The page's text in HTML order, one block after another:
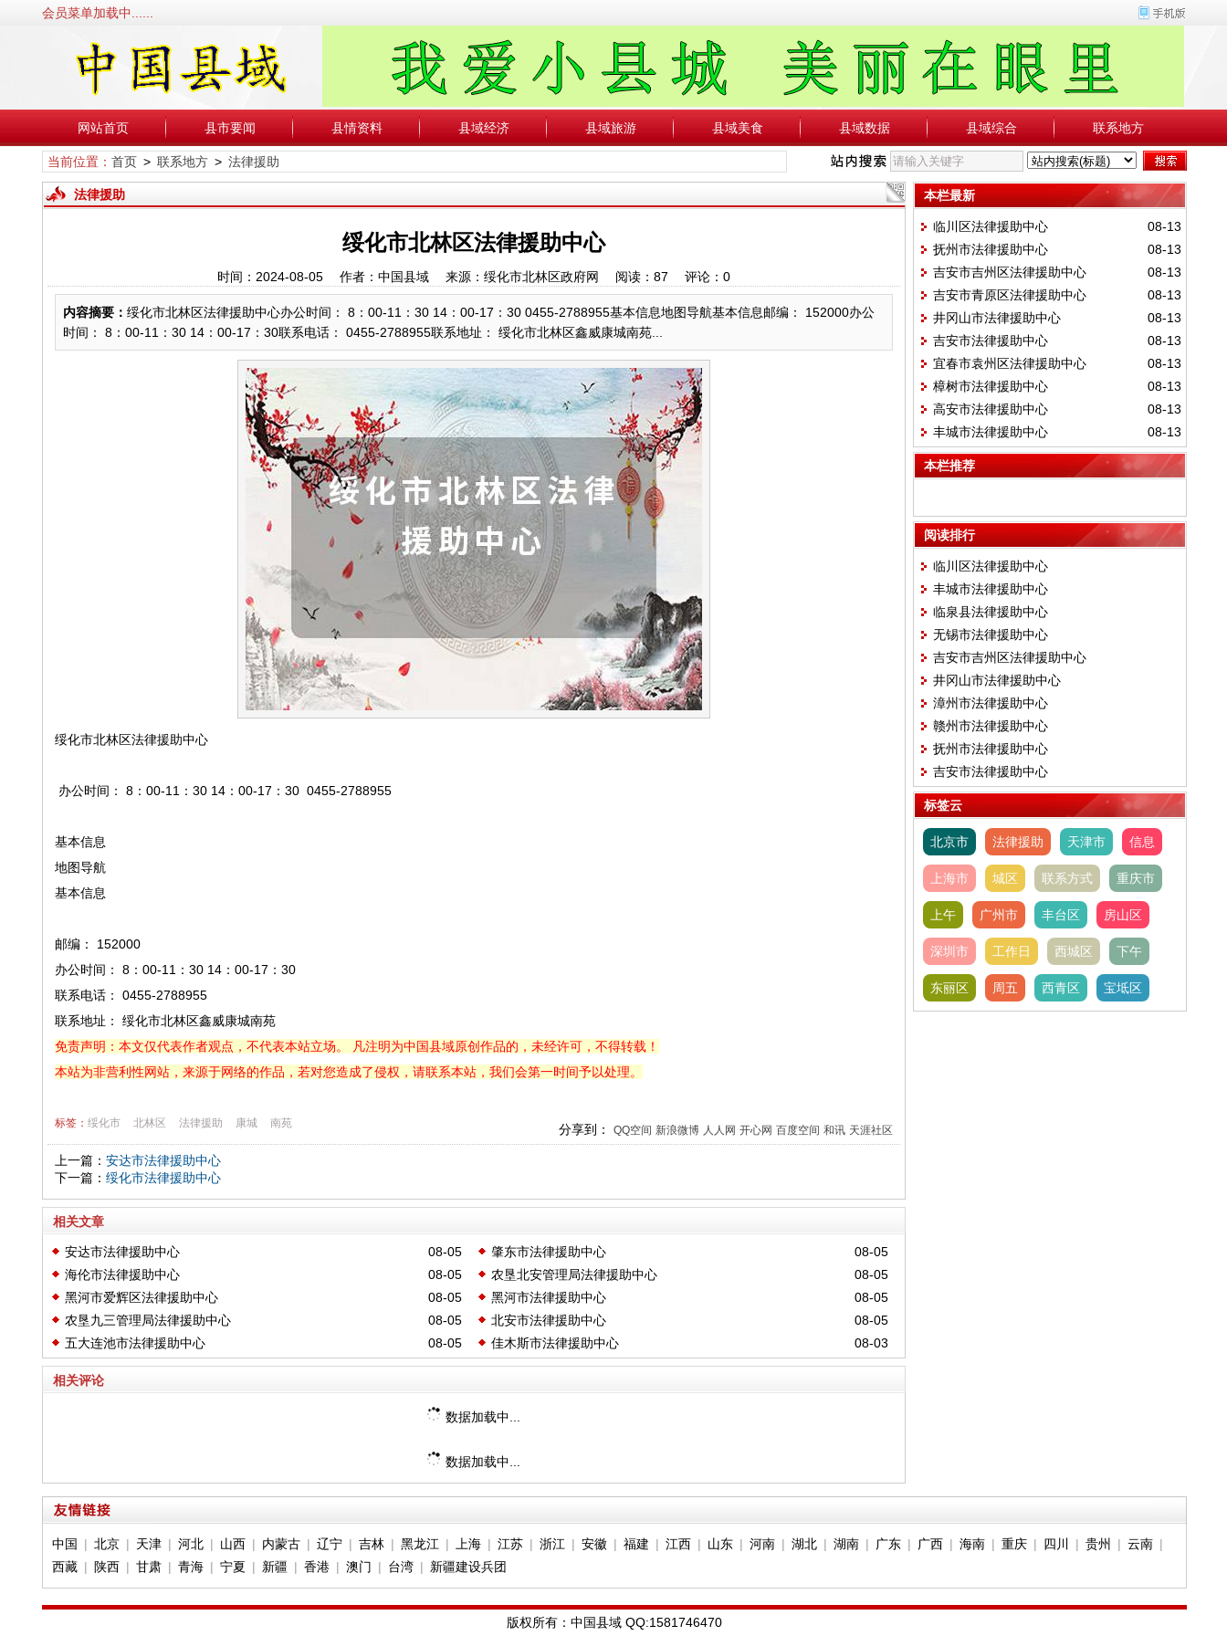
会员菜单加载中......
网站首页 县市要闻 县情资料 县域经济 县域旅游 县域美食 县域数据 县域综合 联系地方
当前位置： 首页> 联系地方> 法律援助
法律援助
绥化市北林区法律援助中心
时间：2024-08-05 作者：中国县域 来源：绥化市北林区政府网 阅读： 87 评论： 0
内容摘要： 绥化市北林区法律援助中心办公时间： 8：00-11：30 14：00-17：30 0455-2788955基本信息地图导航基本信息邮编： 152000办公
时间： 8：00-11：30 14：00-17：30联系电话： 0455-2788955联系地址： 绥化市北林区鑫威康城南苑...
绥化市北林区法律援助中心
办公时间： 8：00-11：30 14：00-17：30 0455-2788955
基本信息
地图导航
基本信息
邮编： 152000
办公时间： 8：00-11：30 14：00-17：30
联系电话： 0455-2788955
联系地址： 绥化市北林区鑫威康城南苑
免责声明：本文仅代表作者观点，不代表本站立场。 凡注明为中国县域原创作品的，未经许可，不得转载！
本站为非营利性网站，来源于网络的作品，若对您造成了侵权，请联系本站，我们会第一时间予以处理。
标签： 绥化市 北林区 法律援助 康城 南苑 分享到： QQ空间 新浪微博 人人网 开心网 百度空间 和讯 天涯社区
上一篇： 安达市法律援助中心
下一篇： 绥化市法律援助中心
相关文章
08-05
安达市法律援助中心 08-05
肇东市法律援助中心
08-05
海伦市法律援助中心 08-05
农垦北安管理局法律援助中心
08-05
黑河市爱辉区法律援助中心 08-05
黑河市法律援助中心
08-05
农垦九三管理局法律援助中心 08-05
北安市法律援助中心
08-05
五大连池市法律援助中心 08-03
佳木斯市法律援助中心
相关评论
数据加载中...
数据加载中...
本栏最新
08-13
临川区法律援助中心
08-13
抚州市法律援助中心
08-13
吉安市吉州区法律援助中心
08-13
吉安市青原区法律援助中心
08-13
井冈山市法律援助中心
08-13
吉安市法律援助中心
08-13
宜春市袁州区法律援助中心
08-13
樟树市法律援助中心
08-13
高安市法律援助中心
08-13
丰城市法律援助中心
本栏推荐
阅读排行
临川区法律援助中心
丰城市法律援助中心
临泉县法律援助中心
无锡市法律援助中心
吉安市吉州区法律援助中心
井冈山市法律援助中心
漳州市法律援助中心
赣州市法律援助中心
抚州市法律援助中心
吉安市法律援助中心
标签云
北京市 法律援助 天津市 信息
上海市 城区 联系方式 重庆市
上午 广州市 丰台区 房山区
深圳市 工作日 西城区 下午
东丽区 周五 西青区 宝坻区
中国 | 北京| 天津| 河北| 山西| 内蒙古| 辽宁| 吉林| 黑龙江 | 上海| 江苏| 浙江 | 安徽| 福建 | 江西| 山东| 河南| 湖北| 湖南| 广东| 广西| 海南| 重庆| 四川 | 贵州 | 云南|
西藏| 陕西| 甘肃| 青海| 宁夏 | 新疆 | 香港| 澳门 | 台湾| 新疆建设兵团
版权所有：中国县域 QQ:1581746470